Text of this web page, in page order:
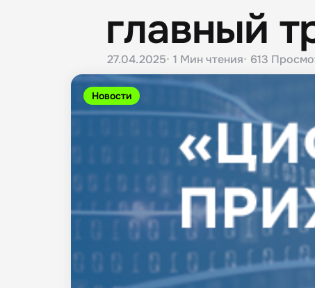
Новости
главный
27.04.2025 1 Мин чтения 613